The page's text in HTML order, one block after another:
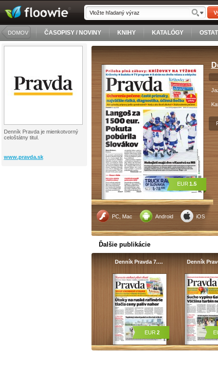
DOMOV ČASOPISY / NOVINY KNIHY KATALÓGY
Denník Pravda je mienkotvorný
celoštátny titul.
www.pravda.sk
PC, Mac Android iOS
EUR 1.5
Ďalšie publikácie
Denník Pravda 7.…
EUR 2
Denník